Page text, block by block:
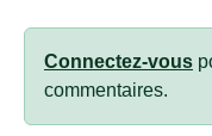
Connectez-vous
commentaires.